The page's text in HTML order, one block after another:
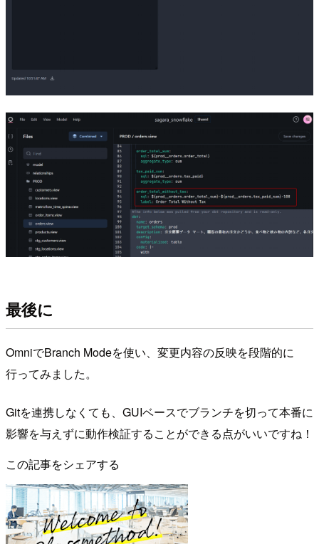
最後に
OmniでBranch Modeを使い、変更内容の反映を段階的に
行ってみました。
Gitを連携しなくても、GUIベースでブランチを切って本番に
影響を与えずに動作検証することができる点がいいですね！
この記事をシェアする